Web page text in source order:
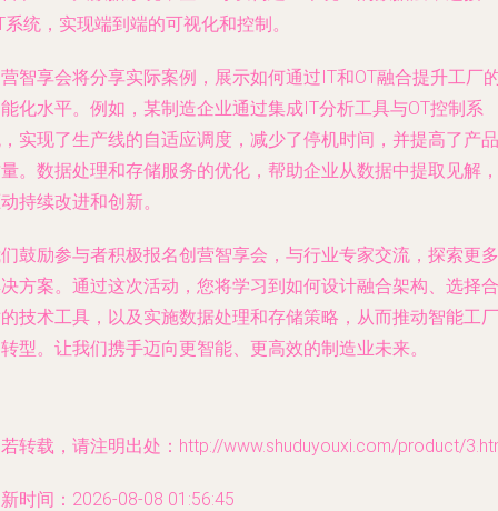
系统，实现端到端的可视化和控制。
智享会将分享实际案例，展示如何通过IT和OT融合提升工厂
化水平。例如，某制造企业通过集成IT分析工具与OT控制系
实现了生产线的自适应调度，减少了停机时间，并提高了产品
。数据处理和存储服务的优化，帮助企业从数据中提取见解，
持续改进和创新。
鼓励参与者积极报名创营智享会，与行业专家交流，探索更多
方案。通过这次活动，您将学习到如何设计融合架构、选择合
技术工具，以及实施数据处理和存储策略，从而推动智能工厂
型。让我们携手迈向更智能、更高效的制造业未来。
转载，请注明出处：http://www.shuduyouxi.com/product/
时间：2026-08-08 01:56:45